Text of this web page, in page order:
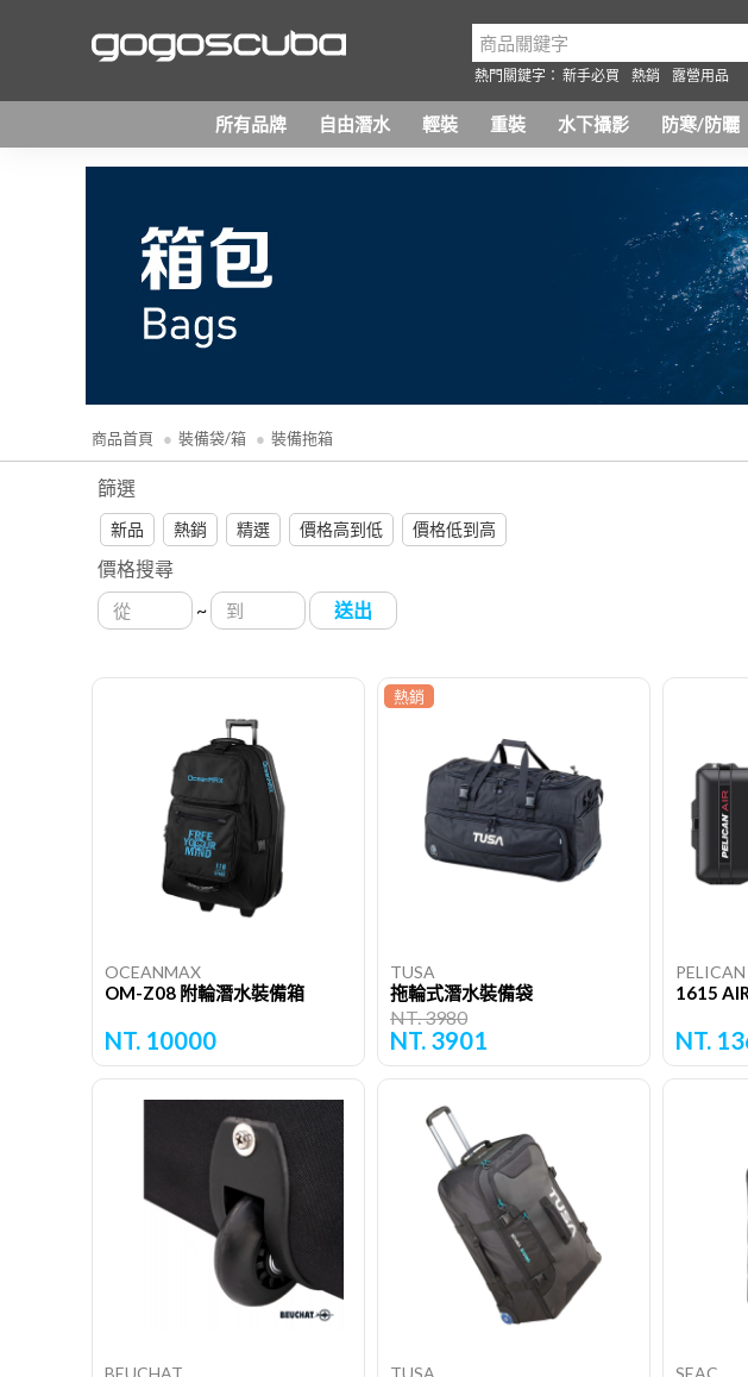
熱門關鍵字： 新手必買 熱銷 露營用品
所有品牌 自由潛水 輕裝 重裝 水下攝影 防寒/防曬
商品首頁 裝備袋/箱 裝備拖箱
篩選
新品 熱銷 精選 價格高到低 價格低到高
價格搜尋
~
送出
OCEANMAX
OM-Z08 附輪潛水裝備箱
NT. 10000
熱銷
TUSA
拖輪式潛水裝備袋
NT. 3980
NT. 3901
PELICAN
1615
NT.
BEUCHAT TUSA SEAC